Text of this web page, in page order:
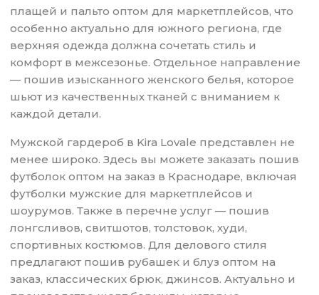
плащей и пальто оптом для маркетплейсов, что
особенно актуально для южного региона, где
верхняя одежда должна сочетать стиль и
комфорт в межсезонье. Отдельное направление
— пошив изысканного женского белья, которое
шьют из качественных тканей с вниманием к
каждой детали.
Мужской гардероб в Kira Lovale представлен не
менее широко. Здесь вы можете заказать пошив
футболок оптом на заказ в Краснодаре, включая
футболки мужские для маркетплейсов и
шоурумов. Также в перечне услуг — пошив
лонгсливов, свитшотов, толстовок, худи,
спортивных костюмов. Для делового стиля
предлагают пошив рубашек и блуз оптом на
заказ, классических брюк, джинсов. Актуально и